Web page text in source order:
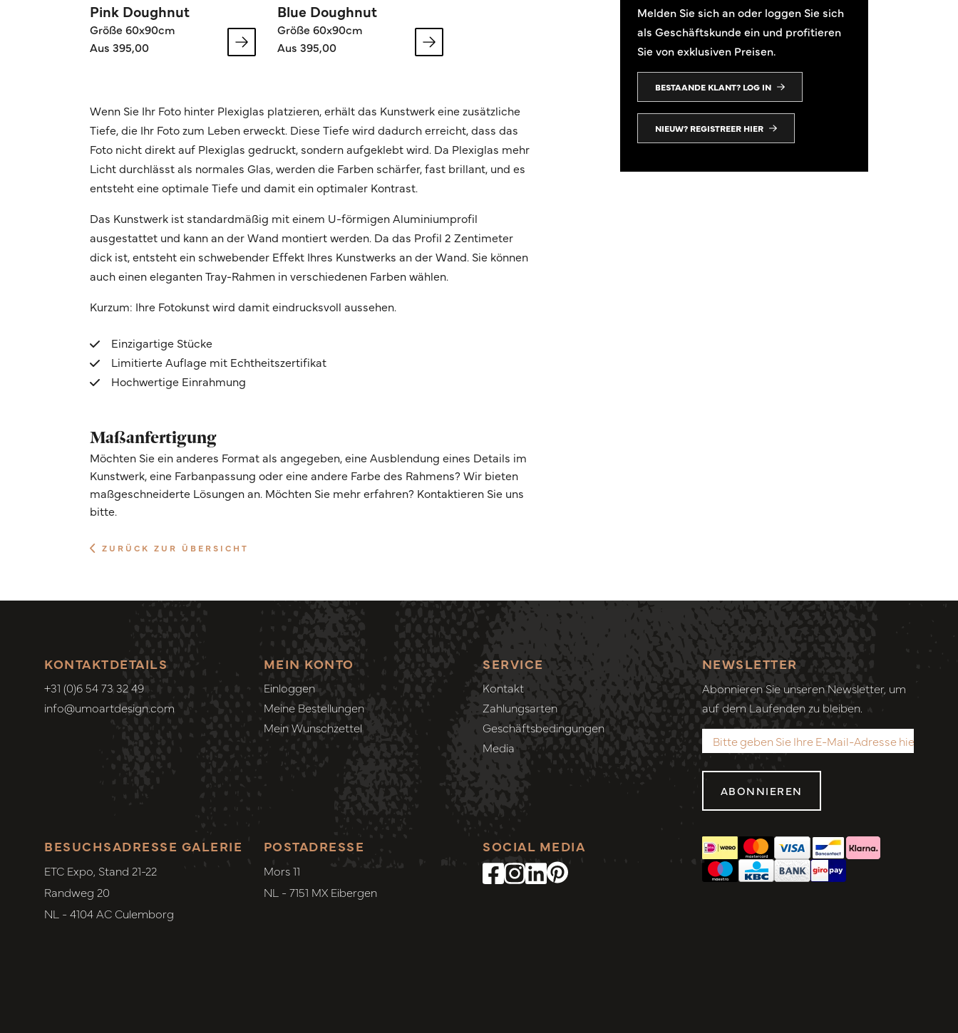
Pink Doughnut
Größe 60x90cm
Aus 395,00
Blue Doughnut
Größe 60x90cm
Aus 395,00
Wenn Sie Ihr Foto hinter Plexiglas platzieren, erhält das Kunstwerk eine zusätzliche
Tiefe, die Ihr Foto zum Leben erweckt. Diese Tiefe wird dadurch erreicht, dass das
Foto nicht direkt auf Plexiglas gedruckt, sondern aufgeklebt wird. Da Plexiglas mehr
Licht durchlässt als normales Glas, werden die Farben schärfer, fast brillant, und es
entsteht eine optimale Tiefe und damit ein optimaler Kontrast.
Das Kunstwerk ist standardmäßig mit einem U-förmigen Aluminiumprofil
ausgestattet und kann an der Wand montiert werden. Da das Profil 2 Zentimeter
dick ist, entsteht ein schwebender Effekt Ihres Kunstwerks an der Wand. Sie können
auch einen eleganten Tray-Rahmen in verschiedenen Farben wählen.
Kurzum: Ihre Fotokunst wird damit eindrucksvoll aussehen.
Einzigartige Stücke
Limitierte Auflage mit Echtheitszertifikat
Hochwertige Einrahmung
Maßanfertigung
Möchten Sie ein anderes Format als angegeben, eine Ausblendung eines Details im
Kunstwerk, eine Farbanpassung oder eine andere Farbe des Rahmens? Wir bieten
maßgeschneiderte Lösungen an. Möchten Sie mehr erfahren? Kontaktieren Sie uns
bitte.
ZURÜCK ZUR ÜBERSICHT
Melden Sie sich an oder loggen Sie sich
als Geschäftskunde ein und profitieren
Sie von exklusiven Preisen.
BESTAANDE KLANT? LOG IN
NIEUW? REGISTREER HIER
KONTAKTDETAILS
+31 (0)6 54 73 32 49
info@umoartdesign.com
MEIN KONTO
Einloggen
Meine Bestellungen
Mein Wunschzettel
SERVICE
Kontakt
Zahlungsarten
Geschäftsbedingungen
Media
SOCIAL MEDIA
POSTADRESSE
Mors 11
NL - 7151 MX Eibergen
BESUCHSADRESSE GALERIE
ETC Expo, Stand 21-22
Randweg 20
NL - 4104 AC Culemborg
NEWSLETTER
Abonnieren Sie unseren Newsletter, um
auf dem Laufenden zu bleiben.
ABONNIEREN